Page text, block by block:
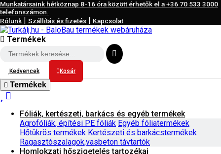
Munkatársaink hétköznap 8-16 óra között érhetők el a+36 70 533 3000
telefonszámon.
Rólunk | Szállítás és fizetés | Kapcsolat
Termékek
Kedvencek Kosár
Termékek
Fóliák, kertészeti, barkács és egyéb termékek
Agrofóliák, építési PE fóliák Egyéb fóliatermékek
Hőtükrös termékek Kertészeti és barkácstermékek
Ragasztószalagok,vasbeton távtartók
Homlokzati hőszigetelés tartozékai